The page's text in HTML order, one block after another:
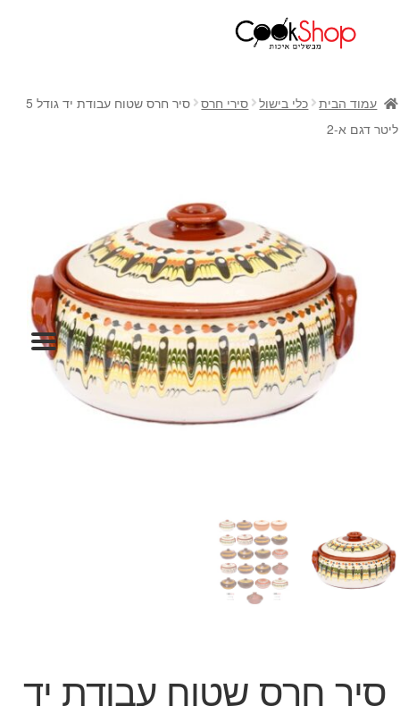
חנות
כלי בישול
מוצרי חשמל למטבח
גאדג'טס וכלי מטבח
אחסון למטבח
סכינים
אפייה
קפה ותה
גיפט קארד
המותגים שלנו
מאמרים
עגלת קניות
תשלום
עמוד הבית כלי בישול סירי חרס
סיר חרס שטוח עבודת יד גודל 5
ליטר דגם א-2
סיר חרס שטוח עבודת יד